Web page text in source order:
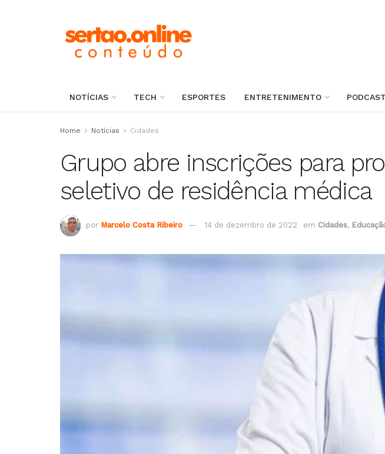
NOTÍCIAS TECH ESPORTES ENTRETENIMENTO
Home Notícias Cidades
Grupo abre inscrições para
seletivo de residência médica
por Marcelo Costa Ribeiro 14 de dezembro de 2022 em Cidades,